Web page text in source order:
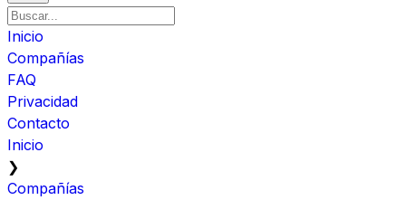
Inicio
Compañías
FAQ
Privacidad
Contacto
Inicio
❯
Compañías